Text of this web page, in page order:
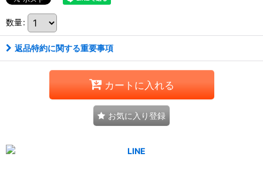
数量:
返品特約に関する重要事項
カートに入れる
お気に入り登録